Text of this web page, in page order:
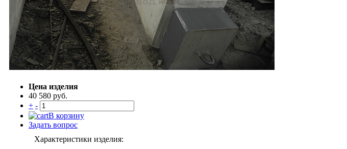
Цена изделия
40 580 руб.
+ -
В корзину
Задать вопрос
Характеристики изделия: